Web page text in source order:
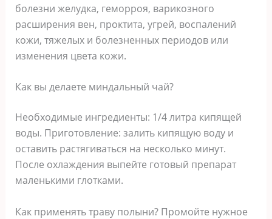
болезни желудка, геморроя, варикозного
расширения вен, проктита, угрей, воспалений
кожи, тяжелых и болезненных периодов или
изменения цвета кожи.
Как вы делаете миндальный чай?
Необходимые ингредиенты: 1/4 литра кипящей
воды. Приготовление: залить кипящую воду и
оставить растягиваться на несколько минут.
После охлаждения выпейте готовый препарат
маленькими глотками.
Как применять траву полыни? Промойте нужное